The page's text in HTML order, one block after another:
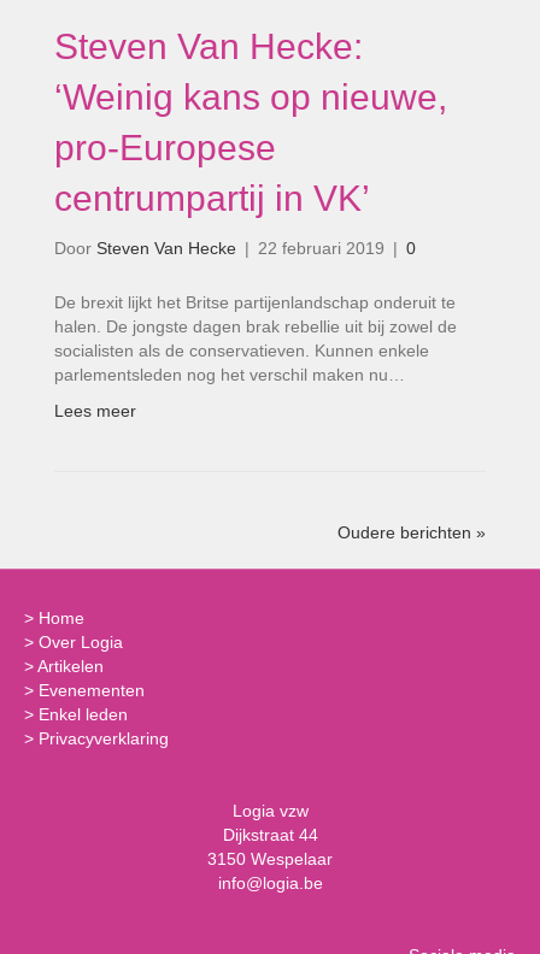
Steven Van Hecke:
‘Weinig kans op nieuwe,
pro-Europese
centrumpartij in VK’
Door Steven Van Hecke | 22 februari 2019 | 0
De brexit lijkt het Britse partijenlandschap onderuit te
halen. De jongste dagen brak rebellie uit bij zowel de
socialisten als de conservatieven. Kunnen enkele
parlementsleden nog het verschil maken nu…
Lees meer
Oudere berichten »
> Home
> Over Logia
>Artikelen
> Evenementen
> Enkel leden
> Privacyverklaring
Logia vzw
Dijkstraat 44
3150 Wespelaar
info@logia.be